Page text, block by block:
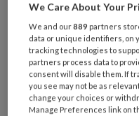
e-
mailadres?
* *
je
wachtwoord* *
Kies
je
functie *
We Care About Your
We and our889 partners
data or unique identifiers, on
tracking technologies to
partners process data to
consent will disable them. If
you see may not be as
change your choices or
Manage Preferences link on